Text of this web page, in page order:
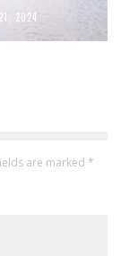
2024
are marked *